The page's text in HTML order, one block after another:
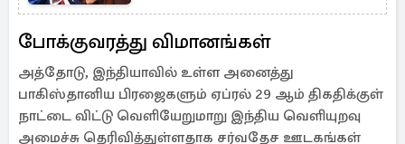
போக்குவரத்து விமானங்கள்
அத்தோடு, இந்தியாவில் உள்ள அனைத்து
பாகிஸ்தானிய பிரஜைகளும் ஏப்ரல் 29 ஆம் திகதிக்குள்
நாட்டை விட்டு வெளியேறுமாறு இந்திய வெளியுறவு
அமைச்சு தெரிவித்துள்ளதாக சர்வதேச ஊடகங்கள்